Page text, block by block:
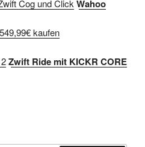
Wahoo
kaufen
Zwift Ride mit KICKR CORE